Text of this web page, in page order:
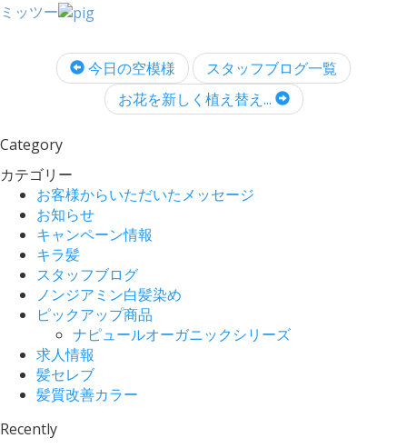
ミッツー
今日の空模様
スタッフブログ一覧
お花を新しく植え替え...
Category
カテゴリー
お客様からいただいたメッセージ
お知らせ
キャンペーン情報
キラ髪
スタッフブログ
ノンジアミン白髪染め
ピックアップ商品
ナピュールオーガニックシリーズ
求人情報
髪セレブ
髪質改善カラー
Recently